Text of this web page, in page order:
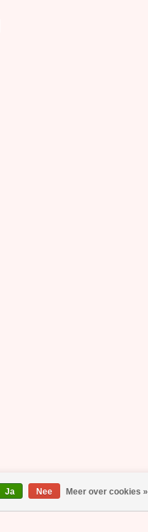
Ja Nee Meer over cookies »